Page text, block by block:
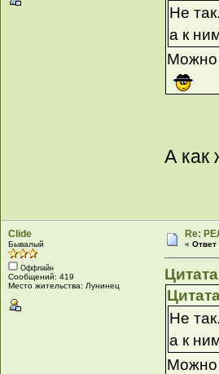
Не
а к
Можно
А как
Clide
Бывалый
Оффлайн
Сообщений: 419
Место жительства: Лунинец
Re:
«Ответ
Не
а к
Можно